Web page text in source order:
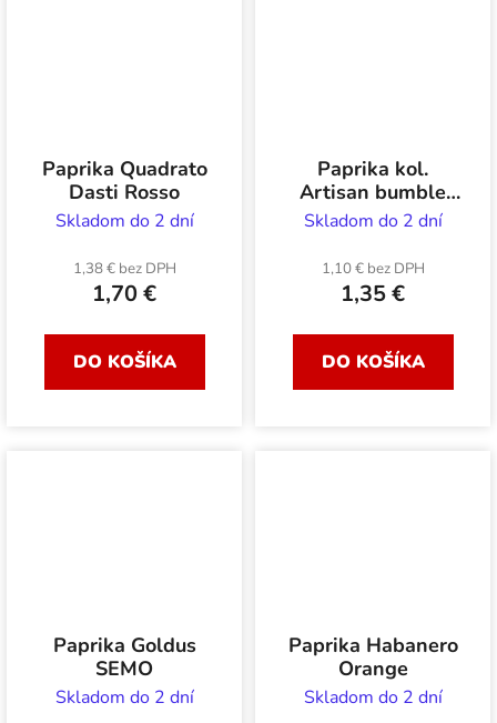
Paprika Quadrato
Dasti Rosso
Skladom do 2 dní
1,38 € bez DPH
1,70 €
DO KOŠÍKA
Paprika kol.
Artisan bumble
bee
Skladom do 2 dní
1,10 € bez DPH
1,35 €
DO KOŠÍKA
Paprika Goldus
SEMO
Skladom do 2 dní
Paprika Habanero
Orange
Skladom do 2 dní